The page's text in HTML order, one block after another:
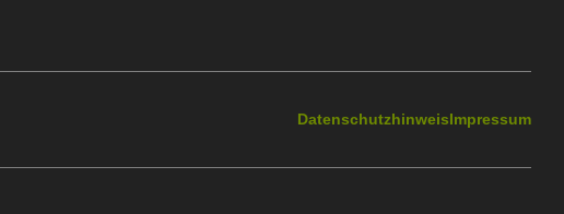
DatenschutzhinweisImpressum